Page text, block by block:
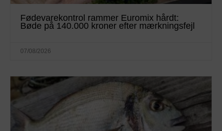
Fødevarekontrol rammer Euromix hårdt:
Bøde på 140.000 kroner efter mærkningsfejl
07/08/2026